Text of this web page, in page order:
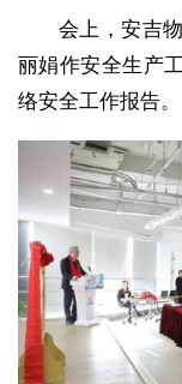
会上，安吉
丽娟作安全生产
络安全工作报告。